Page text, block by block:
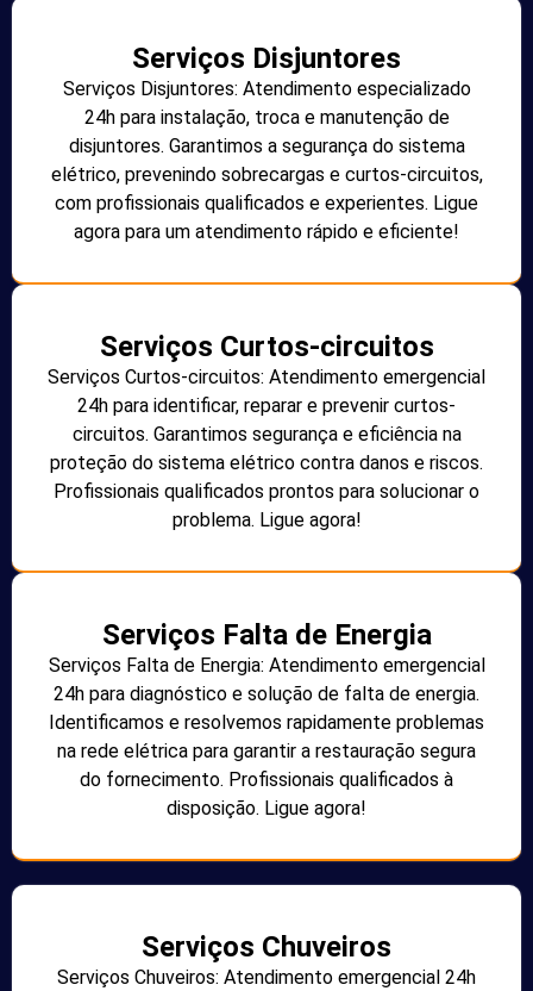
Serviços Disjuntores
Serviços Disjuntores: Atendimento especializado
24h para instalação, troca e manutenção de
disjuntores. Garantimos a segurança do sistema
elétrico, prevenindo sobrecargas e curtos-circuitos,
com profissionais qualificados e experientes. Ligue
agora para um atendimento rápido e eficiente!
Serviços Curtos-circuitos
Serviços Curtos-circuitos: Atendimento emergencial
24h para identificar, reparar e prevenir curtos-
circuitos. Garantimos segurança e eficiência na
proteção do sistema elétrico contra danos e riscos.
Profissionais qualificados prontos para solucionar o
problema. Ligue agora!
Serviços Falta de Energia
Serviços Falta de Energia: Atendimento emergencial
24h para diagnóstico e solução de falta de energia.
Identificamos e resolvemos rapidamente problemas
na rede elétrica para garantir a restauração segura
do fornecimento. Profissionais qualificados à
disposição. Ligue agora!
Serviços Chuveiros
Serviços Chuveiros: Atendimento emergencial 24h